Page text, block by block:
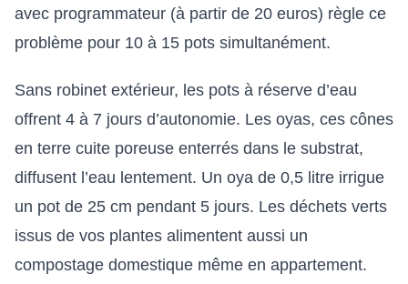
avec programmateur (à partir de 20 euros) règle ce
problème pour 10 à 15 pots simultanément.
Sans robinet extérieur, les pots à réserve d’eau
offrent 4 à 7 jours d’autonomie. Les oyas, ces cônes
en terre cuite poreuse enterrés dans le substrat,
diffusent l’eau lentement. Un oya de 0,5 litre irrigue
un pot de 25 cm pendant 5 jours. Les déchets verts
issus de vos plantes alimentent aussi un
compostage domestique même en appartement.